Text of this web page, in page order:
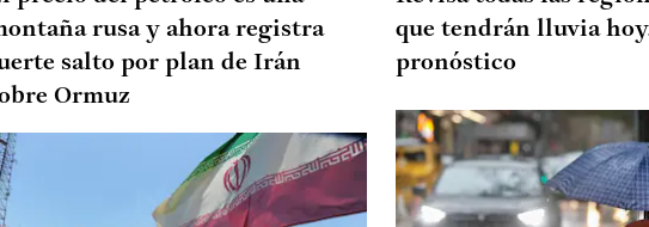
rusa y ahora registra
salto por plan de Irán
Ormuz
que tendrán lluvia
pronóstico